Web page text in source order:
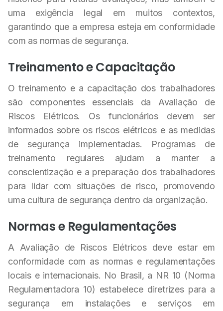
uma exigência legal em muitos contextos,
garantindo que a empresa esteja em conformidade
com as normas de segurança.
Treinamento e Capacitação
O treinamento e a capacitação dos trabalhadores
são componentes essenciais da Avaliação de
Riscos Elétricos. Os funcionários devem ser
informados sobre os riscos elétricos e as medidas
de segurança implementadas. Programas de
treinamento regulares ajudam a manter a
conscientização e a preparação dos trabalhadores
para lidar com situações de risco, promovendo
uma cultura de segurança dentro da organização.
Normas e Regulamentações
A Avaliação de Riscos Elétricos deve estar em
conformidade com as normas e regulamentações
locais e internacionais. No Brasil, a NR 10 (Norma
Regulamentadora 10) estabelece diretrizes para a
segurança em instalações e serviços em